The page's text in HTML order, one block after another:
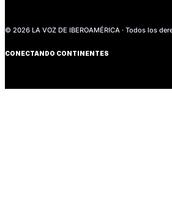
© 2026 LA VOZ DE IBEROAMÉRICA · Todos los
CONECTANDO CONTINENTES